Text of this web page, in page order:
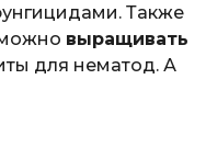
Также
выращивать
для нематод. А